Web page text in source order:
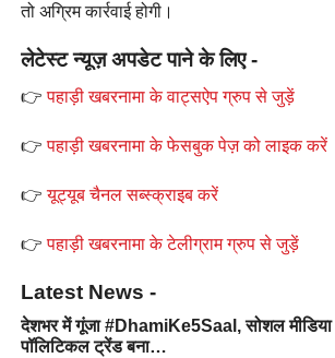
तो अग्रिम कार्रवाई होगी।
लेटेस्ट न्यूज़ अपडेट पाने के लिए -
👉पहाड़ी खबरनामा के वाट्सऐप ग्रुप से जुड़ें
👉पहाड़ी खबरनामा के फेसबुक पेज़ को लाइक करें
👉यूट्यूब चैनल सब्स्क्राइब करें
👉पहाड़ी खबरनामा के टेलीग्राम ग्रुप से जुड़ें
Latest News -
देशभर में गूंजा #DhamiKe5Saal, सोशल मीडिया
पॉलिटिकल ट्रेंड बना…